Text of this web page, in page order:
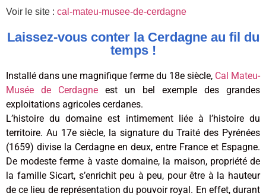
Voir le site : cal-mateu-musee-de-cerdagne
Laissez-vous conter la Cerdagne au fil du
temps !
Installé dans une magnifique ferme du 18e siècle, Cal Mateu-
Musée de Cerdagne est un bel exemple des grandes
exploitations agricoles cerdanes.
L’histoire du domaine est intimement liée à l’histoire du
territoire. Au 17e siècle, la signature du Traité des Pyrénées
(1659) divise la Cerdagne en deux, entre France et Espagne.
De modeste ferme à vaste domaine, la maison, propriété de
la famille Sicart, s’enrichit peu à peu, pour être à la hauteur
de ce lieu de représentation du pouvoir royal. En effet, durant